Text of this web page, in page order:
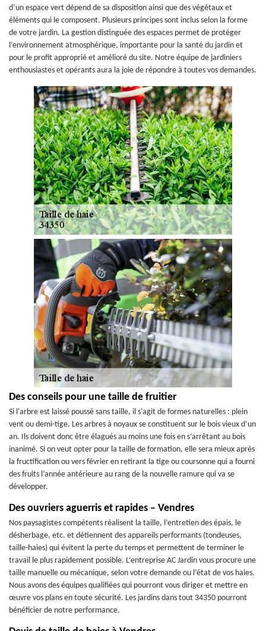
d’un espace vert dépend de sa disposition ainsi que des végétaux et
éléments qui le composent. Plusieurs principes sont inclus selon la forme
de votre jardin. La gestion distinguée des espaces permet de protéger
l’environnement atmosphérique, importante pour la santé du jardin et
pour le profit approprié et amélioré du site. Notre équipe de jardiniers
enthousiastes et opérants aura la joie de répondre à toutes vos demandes.
Des conseils pour une taille de fruitier
Si l'arbre est laissé poussé sans taille, il s’agit de formes naturelles : plein
vent ou demi-tige. Les arbres à noyaux se constituent sur le bois vieux d’un
an. Ils doivent donc être élagués au moins une fois en s’arrêtant au bois
inanimé. Si on veut opter pour la taille de formation, elle sera mieux après
la fructification ou vers février en retirant la tige ou coursonne qui a fourni
des fruits l’année antérieure au rang de la nouvelle ramure qui va se
développer.
Des ouvriers aguerris et rapides – Vendres
Nos paysagistes compétents réalisent la taille, l’entretien des épais, le
désherbage, etc. et détiennent des appareils performants (tondeuses,
taille-haies) qui évitent la perte du temps et permettent de terminer le
travail le plus rapidement possible. L’entreprise AC Jardin vous procure une
taille manuelle ou mécanique, selon votre demande ou l’état de vos haies.
Nous avons des équipes qualifiées qui pourront vous diriger et mettre en
œuvre vos plans en toute sécurité. Les jardins dans tout 34350 pourront
bénéficier de notre performance.